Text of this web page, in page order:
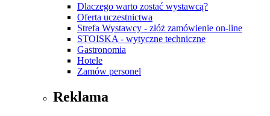
Dlaczego warto zostać wystawcą?
Oferta uczestnictwa
Strefa Wystawcy - złóż zamówienie on-line
STOISKA - wytyczne techniczne
Gastronomia
Hotele
Zamów personel
Reklama